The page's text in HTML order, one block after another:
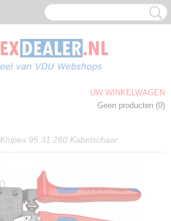
UW WINKELWAGEN
Geen producten (0)
Knipex 95 31 280 Kabelschaar